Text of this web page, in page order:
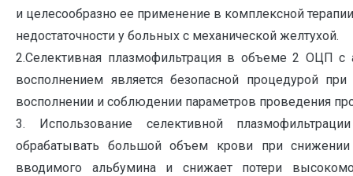
и целесообразно ее применение в комплексной
недостаточности у больных с механической желтухой.
2.​Селективная плазмофильтрация в объеме 2 ОЦП с
восполнением является безопасной процедурой при
восполнении и соблюдении параметров проведения
3.​ Использование селективной
обрабатывать большой объем крови при снижении
вводимого альбумина и снижает потери